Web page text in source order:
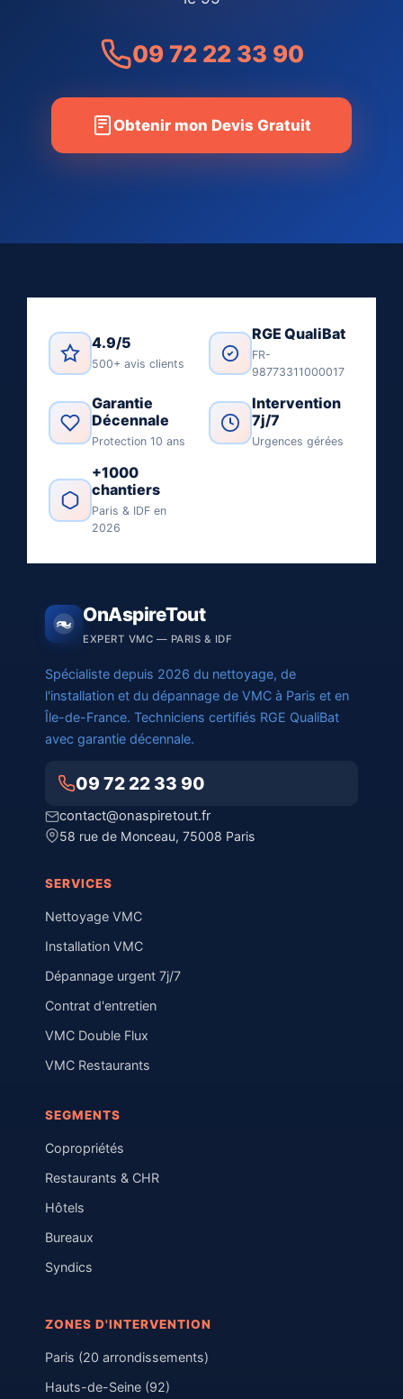
09 72 22 33 90
Obtenir mon Devis Gratuit
4.9/5
500+ avis clients
RGE QualiBat
FR-
98773311000017
Garantie
Décennale
Protection 10 ans
Intervention
7j/7
Urgences gérées
+1000
chantiers
Paris & IDF en
2026
OnAspireTout
EXPERT VMC — PARIS & IDF
Spécialiste depuis 2026 du nettoyage, de
l'installation et du dépannage de VMC à Paris et en
Île-de-France. Techniciens certifiés RGE QualiBat
avec garantie décennale.
09 72 22 33 90
contact@onaspiretout.fr
58 rue de Monceau, 75008 Paris
SERVICES
Nettoyage VMC
Installation VMC
Dépannage urgent 7j/7
Contrat d'entretien
VMC Double Flux
VMC Restaurants
SEGMENTS
Copropriétés
Restaurants & CHR
Hôtels
Bureaux
Syndics
ZONES D'INTERVENTION
Paris (20 arrondissements)
Hauts-de-Seine (92)